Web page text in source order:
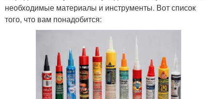
необходимые материалы и инструменты. Вот список
того, что вам понадобится: